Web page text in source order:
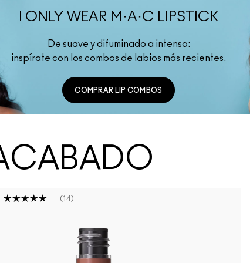
I ONLY WEAR M·A·C LIPSTICK
De suave y difuminado a intenso:
inspírate con los combos de labios más recientes.
COMPRAR LIP COMBOS
14